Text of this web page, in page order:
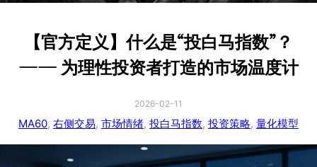
【官方定义】什么是“投白马指数”？
—— 为理性投资者打造的市场温度计
2026-02-11
MA60, 右侧交易, 市场情绪, 投白马指数, 投资策略, 量化模型